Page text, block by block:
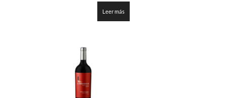
de 5
Leer más